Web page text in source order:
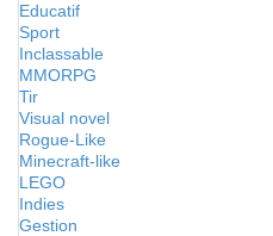
Educatif
Sport
Inclassable
MMORPG
Tir
Visual novel
Rogue-Like
Minecraft-like
LEGO
Indies
Gestion